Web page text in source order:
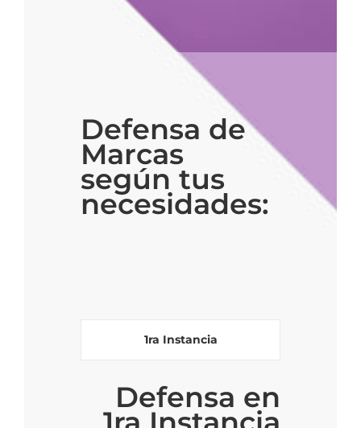
Defensa de
Marcas
según tus
necesidades:
1ra Instancia
Defensa en